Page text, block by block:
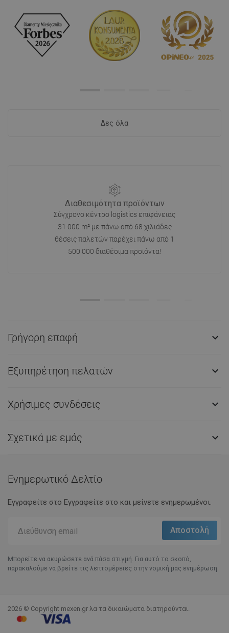
Δες όλα
Διαθεσιμότητα προϊόντων
Σύγχρονο κέντρο logistics επιφάνειας
31 000 m² με πάνω από 68 χιλιάδες
θέσεις παλετών παρέχει πάνω από 1
500 000 διαθέσιμα προϊόντα!
Γρήγορη επαφή 
Εξυπηρέτηση πελατών 
Χρήσιμες συνδέσεις 
Σχετικά με εμάς 
Ενημερωτικό Δελτίο
Εγγραφείτε στο Eγγραφείτε στο και μείνετε ενημερωμένοι.
Μπορείτε να ακυρώσετε ανά πάσα στιγμή. Για αυτό το σκοπό,
παρακαλούμε να βρείτε τις λεπτομέρειες στην νομική μας ενημέρωση.
2026 © Copyright mexen.gr λα τα δικαιώματα διατηρούνται.